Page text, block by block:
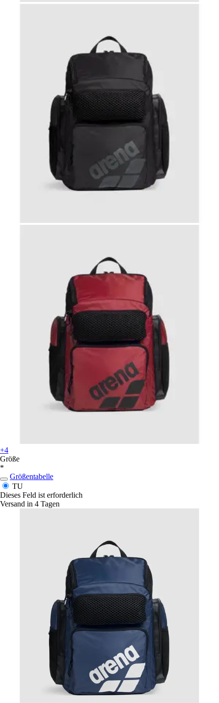
+4
Größe
*
Größentabelle
TU
Dieses Feld ist erforderlich
Versand in 4 Tagen